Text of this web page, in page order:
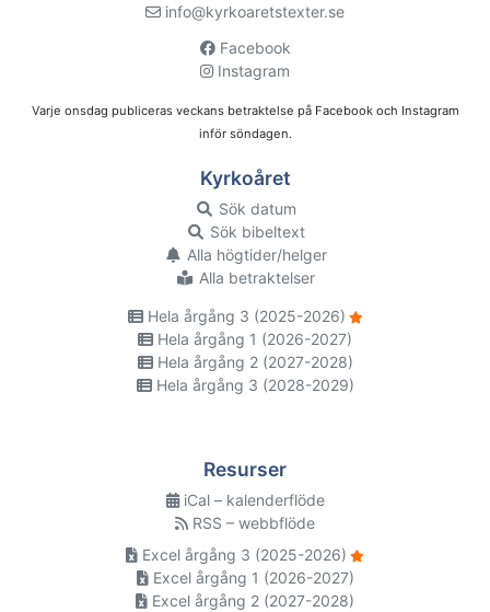
info@kyrkoaretstexter.se
Facebook
Instagram
Varje onsdag publiceras veckans betraktelse på Facebook och Instagram
inför söndagen.
Kyrkoåret
Sök datum
Sök bibeltext
Alla högtider/helger
Alla betraktelser
Hela årgång 3 (2025-2026)
Hela årgång 1 (2026-2027)
Hela årgång 2 (2027-2028)
Hela årgång 3 (2028-2029)
Resurser
iCal – kalenderflöde
RSS – webbflöde
Excel årgång 3 (2025-2026)
Excel årgång 1 (2026-2027)
Excel årgång 2 (2027-2028)